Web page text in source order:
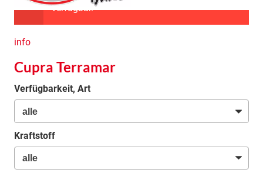
verfügbar.
info
Cupra Terramar
Verfügbarkeit, Art
Kraftstoff